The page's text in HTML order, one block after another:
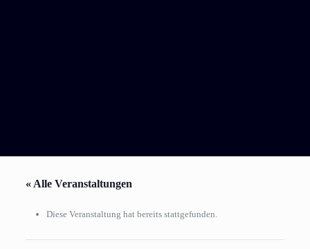
« Alle Veranstaltungen
Diese Veranstaltung hat bereits stattgefunden.